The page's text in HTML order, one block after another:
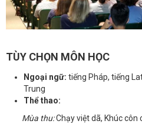
TÙY CHỌN MÔN HỌC
Ngoại ngữ: tiếng Pháp, tiếng
Trung
Thể thao:
Mùa thu:Chạy việt dã, Khúc côn